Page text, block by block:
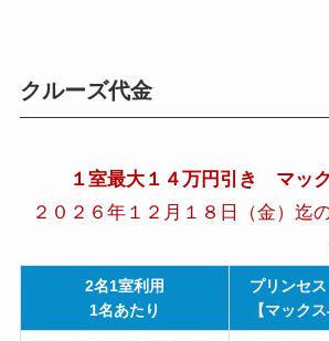
クルーズ代金
１室最大１４万円引き マッ
２０２６年１２月１８日（金）迄
2名1室利用
1名あたり
プリンセ
【マック